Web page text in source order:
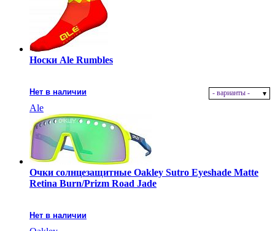
Носки Ale Rumbles
Нет в наличии - варианты -
Ale
Очки солнцезащитные Oakley Sutro Eyeshade Matte
Retina Burn/Prizm Road Jade
Нет в наличии